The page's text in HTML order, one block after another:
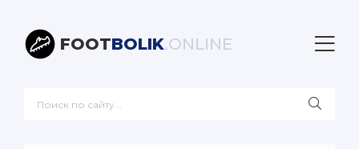
FOOTBOLIK.ONLINE